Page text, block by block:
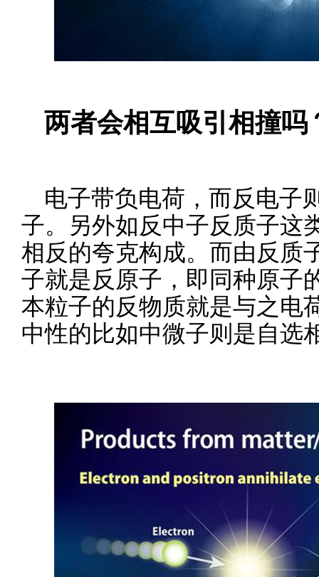
两者会相互吸引相撞吗
电子带负电荷，而反电子
子。另外如反中子反质子这
相反的夸克构成。而由反质
子就是反原子，即同种原子
本粒子的反物质就是与之电
中性的比如中微子则是自选